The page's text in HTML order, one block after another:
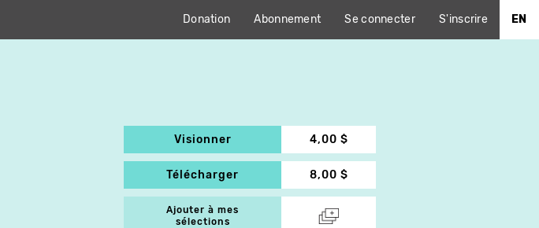
Donation Abonnement Se connecter S'inscrire EN
Visionner 4,00 $
Télécharger 8,00 $
Ajouter à mes
sélections